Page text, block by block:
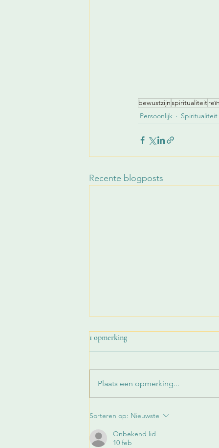
bewustzijnspiritualiteit
Persoonlijk
Spiritualiteit
Recente blogposts
Hoe herken je intellectuele
1 opmerking
Plaats een opmerking...
Sorteren op: Nieuwste
Onbekend lid
10 feb